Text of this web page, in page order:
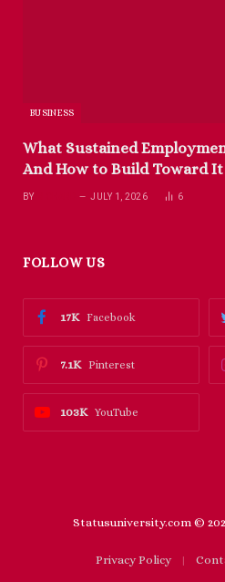
BUSINESS
What Sustained
And How to Build Toward It
BY JULY 1, 2026 6
FOLLOW US
Facebook
17K
Pinterest
7.1K
YouTube
103K
Statusuniversity.com ©
Privacy Policy